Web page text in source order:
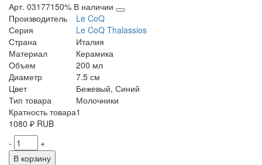
Арт. 03177150% В наличии
Производитель
Le CoQ
Серия
Le CoQ Thalassios
Страна
Италия
Материал
Керамика
Объем
200 мл
Диаметр
7.5 см
Цвет
Бежевый, Синий
Тип товара
Молочники
Кратность товара1
1080 ₽ RUB
-
+
В корзину